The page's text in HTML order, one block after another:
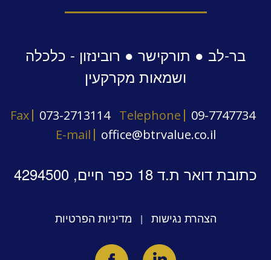
בר-לב ● תורקישר ● רובינזון - כלכלה
ושמאות מקרקעין
Fax 073-2713114 Telephone
09-7747734
E-mail
office@btrvalue.co.il
כתובת דואר ת.ד 18 כפר חיים, 4294500
הצהרת נגישות | מדיניות הפרטיות